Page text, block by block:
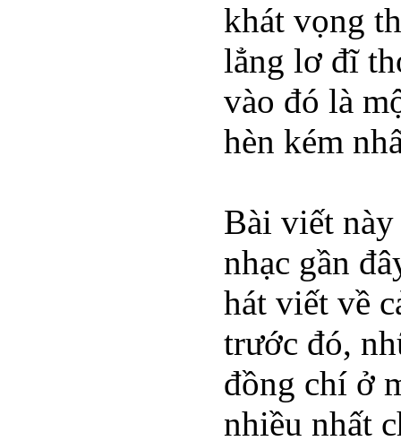
khát vọng
lẳng lơ đĩ
vào đó là
hèn kém
Bài viết
nhạc gần
hát viết về
trước đó,
đồng chí ở
nhiều nhất